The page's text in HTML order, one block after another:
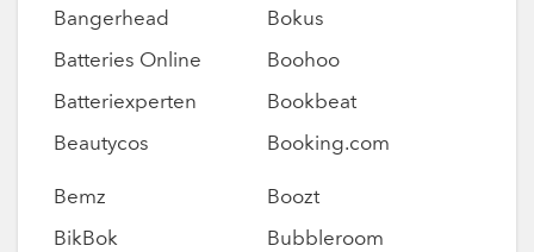
Bangerhead
Batteries Online
Batteriexperten
Beautycos
Bokus
Boohoo
Bookbeat
Booking.com
Bemz
BikBok
Boozt
Bubbleroom